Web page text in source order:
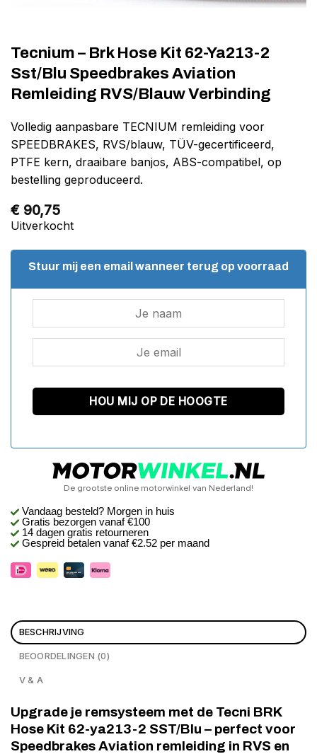
Tecnium – Brk Hose Kit 62-Ya213-2
Sst/Blu Speedbrakes Aviation
Remleiding RVS/Blauw Verbinding
Volledig aanpasbare TECNIUM remleiding voor
SPEEDBRAKES, RVS/blauw, TÜV-gecertificeerd,
PTFE kern, draaibare banjos, ABS-compatibel, op
bestelling geproduceerd.
€ 90,75
Uitverkocht
Stuur mij een email wanneer terug op voorraad
De grootste online motorwinkel van Nederland!
Vandaag besteld? Morgen in huis
Gratis bezorgen vanaf €100
14 dagen gratis retourneren
Gespreid betalen vanaf €2.52 per maand
BESCHRIJVING
BEOORDELINGEN (0)
V & A
Upgrade je remsysteem met de Tecni BRK
Hose Kit 62-ya213-2 SST/Blu – perfect voor
Speedbrakes Aviation remleiding in RVS en